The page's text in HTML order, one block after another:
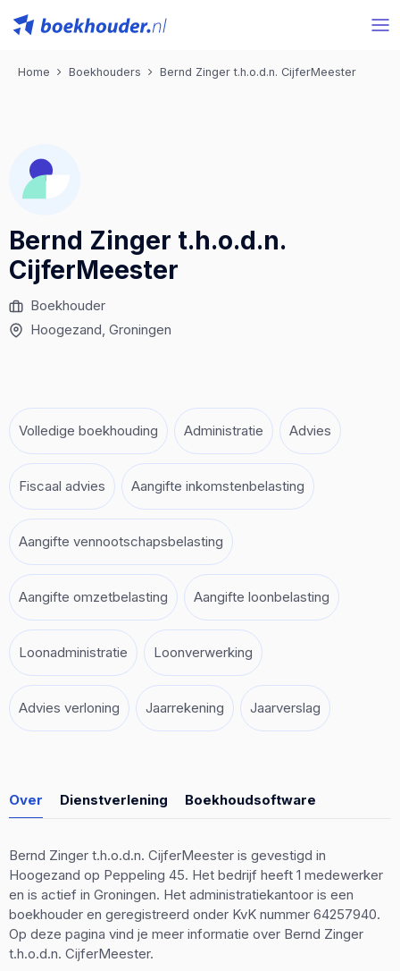
Home Boekhouders Bernd Zinger t.h.o.d.n. CijferMeester
Bernd Zinger t.h.o.d.n.
CijferMeester
Boekhouder
Hoogezand, Groningen
Volledige boekhouding Administratie Advies
Fiscaal advies Aangifte inkomstenbelasting
Aangifte vennootschapsbelasting
Aangifte omzetbelasting Aangifte loonbelasting
Loonadministratie Loonverwerking
Advies verloning Jaarrekening Jaarverslag
Over Dienstverlening Boekhoudsoftware
Bernd Zinger t.h.o.d.n. CijferMeester is gevestigd in
Hoogezand op Peppeling 45. Het bedrijf heeft 1 medewerker
en is actief in Groningen. Het administratiekantoor is een
boekhouder en geregistreerd onder KvK nummer 64257940.
Op deze pagina vind je meer informatie over Bernd Zinger
t.h.o.d.n. CijferMeester.